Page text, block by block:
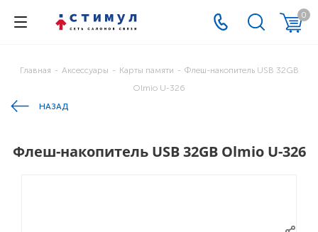
0
Главная - Аксессуары - Карты памяти - Флеш-накопитель USB 32GB
Olmio U-326
НАЗАД
Флеш-накопитель USB 32GB Olmio U-326